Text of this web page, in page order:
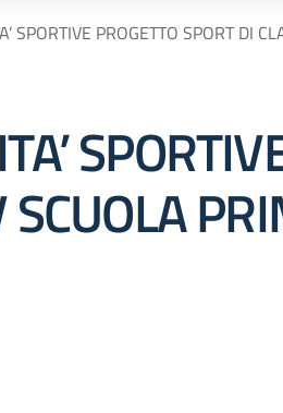
SPORTIVE PROGETTO SPORT DI
SCUOLA